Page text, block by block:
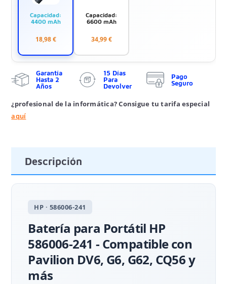
Capacidad:
4400 mAh
18,98 €
Capacidad:
6600 mAh
34,99 €
Garantía
Hasta 2
Años
15 Días
Para
Devolver
Pago
Seguro
¿profesional de la informática? Consigue tu tarifa especial
aquí
Descripción
HP · 586006-241
Batería para Portátil HP
586006-241 - Compatible con
Pavilion DV6, G6, G62, CQ56 y
más